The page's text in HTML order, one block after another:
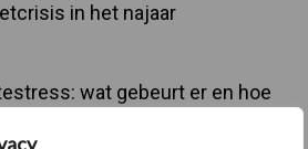
in het najaar
wat gebeurt er en hoe